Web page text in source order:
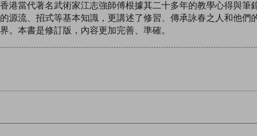
港當代著名武術家江志強師傅根據其二十多年的教學心得與筆
源流、招式等基本知識，更講述了修習、傳承詠春之人和他們
。本書是修訂版，內容更加完善、準確。